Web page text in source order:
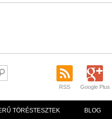
RSS Google Plus
TÖRÉSTESZTEK BLOG